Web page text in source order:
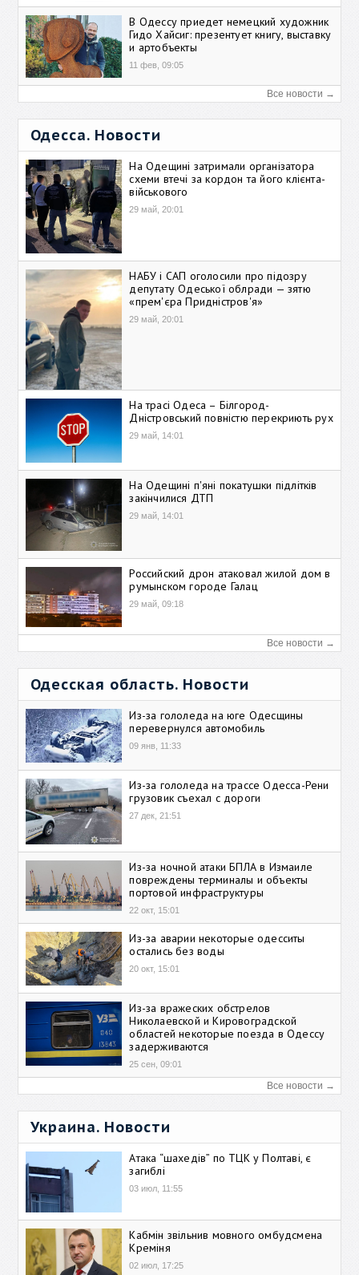
В Одессу приедет немецкий художник
Гидо Хайсиг: презентует книгу, выставку
и артобъекты
11 фев, 09:05
Все новости →
Одесса. Новости
На Одещині затримали організатора
схеми втечі за кордон та його клієнта-
військового
29 май, 20:01
НАБУ і САП оголосили про підозру
депутату Одеської облради — зятю
«прем'єра Придністров'я»
29 май, 20:01
На трасі Одеса – Білгород-
Дністровський повністю перекриють рух
29 май, 14:01
На Одещині п'яні покатушки підлітків
закінчилися ДТП
29 май, 14:01
Российский дрон атаковал жилой дом в
румынском городе Галац
29 май, 09:18
Все новости →
Одесская область. Новости
Из-за гололеда на юге Одесщины
перевернулся автомобиль
09 янв, 11:33
Из-за гололеда на трассе Одесса-Рени
грузовик съехал с дороги
27 дек, 21:51
Из-за ночной атаки БПЛА в Измаиле
повреждены терминалы и объекты
портовой инфраструктуры
22 окт, 15:01
Из-за аварии некоторые одесситы
остались без воды
20 окт, 15:01
Из-за вражеских обстрелов
Николаевской и Кировоградской
областей некоторые поезда в Одессу
задерживаются
25 сен, 09:01
Все новости →
Украина. Новости
Атака “шахедів” по ТЦК у Полтаві, є
загиблі
03 июл, 11:55
Кабмін звільнив мовного омбудсмена
Креміня
02 июл, 17:25